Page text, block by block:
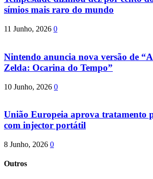
símios mais raro do mundo
11 Junho, 2026 0
Nintendo anuncia nova versão de
Zelda: Ocarina do Tempo”
10 Junho, 2026 0
União Europeia aprova tratamento
com injector portátil
8 Junho, 2026 0
Outros